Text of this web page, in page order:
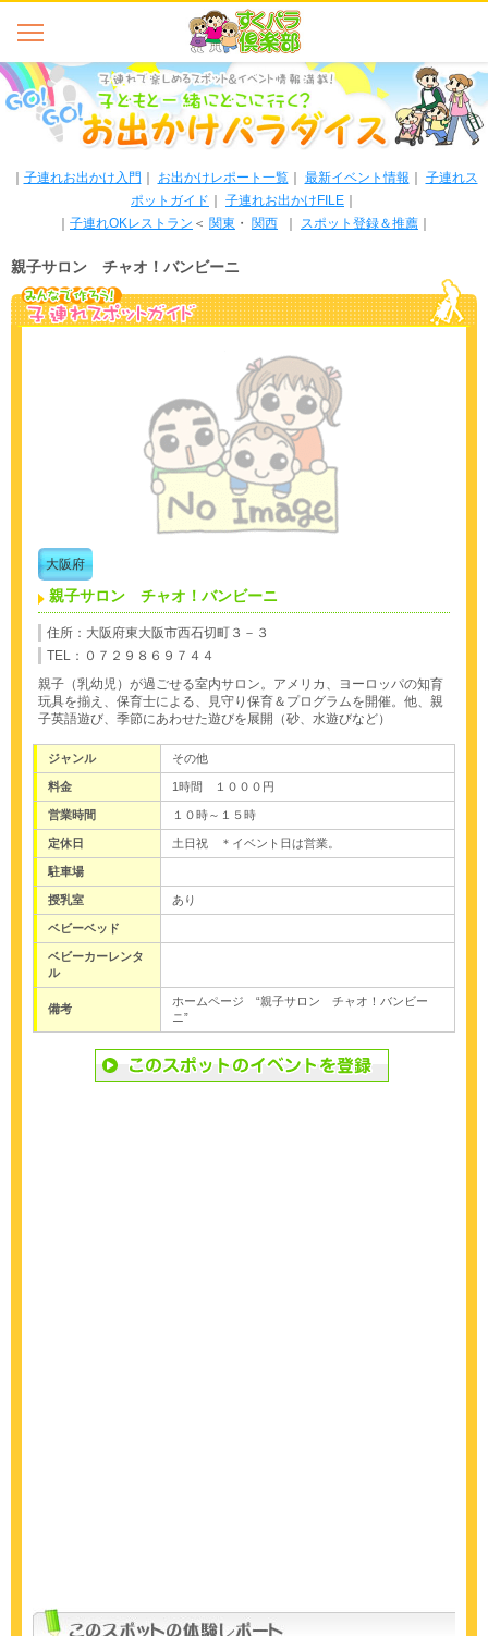
子連れお出かけ入門 お出かけレポート一覧｜ 最新イベント情報
子連れス
ポットガイド
子連れお出かけFILE
子連れOKレストラン ＜ 関東 ・ 関西 スポット登録＆推薦
親子サロン チャオ！バンビーニ
大阪府
親子サロン チャオ！バンビーニ
住所：大阪府東大阪市西石切町３－３
TEL：０７２９８６９７４４
親子（乳幼児）が過ごせる室内サロン。アメリカ、ヨーロッパの知育
玩具を揃え、保育士による、見守り保育＆プログラムを開催。他、親
子英語遊び、季節にあわせた遊びを展開（砂、水遊びなど）
ジャンル その他
料金 1時間 １０００円
営業時間 １０時～１５時
定休日 土日祝 ＊イベント日は営業。
駐車場
授乳室 あり
ベビーベッド
ベビーカーレンタ
ル
備考
ホームページ “親子サロン チャオ！バンビー
ニ”